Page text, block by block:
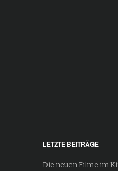
LETZTE BEITRÄGE
Die neuen Filme im